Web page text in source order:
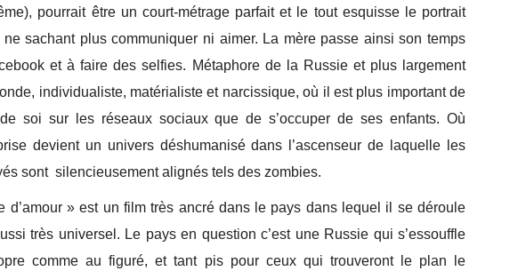
pourrait être un court-métrage parfait et le tout esquisse le portrait
ne sachant plus communiquer ni aimer. La mère passe ainsi son temps
et à faire des selfies. Métaphore de la Russie et plus largement
individualiste, matérialiste et narcissique, où il est plus important de
soi sur les réseaux sociaux que de s’occuper de ses enfants. Où
devient un univers déshumanisé dans l’ascenseur de laquelle les
sont silencieusement alignés tels des zombies.
d’amour » est un film très ancré dans le pays dans lequel il se déroule
très universel. Le pays en question c’est une Russie qui s’essouffle
comme au figuré, et tant pis pour ceux qui trouveront le plan le